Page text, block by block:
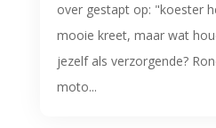
over gestapt op: "koester
mooie kreet, maar wat
jezelf als verzorgende?
moto...